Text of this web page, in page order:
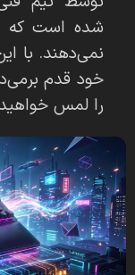
شده است که
نمی‌دهند. با
خود قدم
را لمس